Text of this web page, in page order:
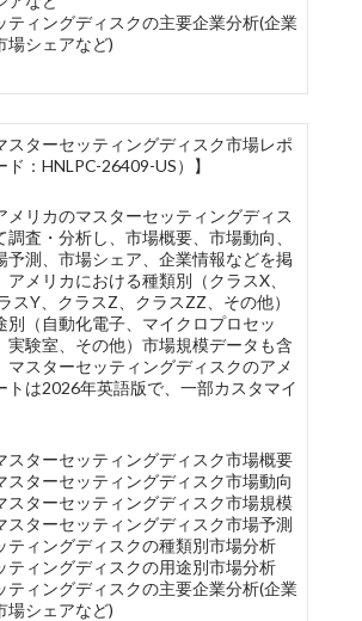
ティングディスクの主要企業分析(企業
場シェアなど)
スターセッティングディスク市場レポ
：HNLPC-26409-US）】
メリカのマスターセッティングディス
調査・分析し、市場概要、市場動向、
予測、市場シェア、企業情報などを掲
メリカにおける種類別（クラスX、
スY、クラスZ、クラスZZ、その他）
別（自動化電子、マイクロプロセッ
実験室、その他）市場規模データも含
マスターセッティングディスクのアメ
トは2026年英語版で、一部カスタマイ
スターセッティングディスク市場概要
スターセッティングディスク市場動向
スターセッティングディスク市場規模
スターセッティングディスク市場予測
ティングディスクの種類別市場分析
ティングディスクの用途別市場分析
ティングディスクの主要企業分析(企業
場シェアなど)